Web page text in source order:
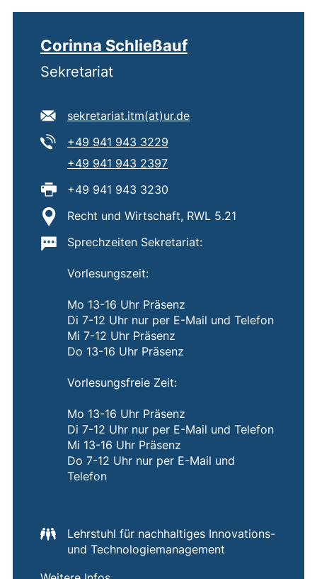
Corinna Schließauf
Sekretariat
E-Mail Adresse:
sekretariat.itm​(at)​ur.de(öffnet Ihr E-Mail-
Tel:
+49 941 943 3229
Tel:
+49 941 943 2397(startet einen
Fax:
+49 941 943 3230
Standort:
Recht und Wirtschaft, RWL 5.21
Wichtige Informationen:
Sprechzeiten Sekretariat:
Vorlesungszeit:
Mo 13-16 Uhr Präsenz
Di 7-12 Uhr nur per E-Mail und Telefon
Mi 7-12 Uhr Präsenz
Do 13-16 Uhr Präsenz
Vorlesungsfreie Zeit:
Mo 13-16 Uhr Präsenz
Di 7-12 Uhr nur per E-Mail und Telefon
Mi 13-16 Uhr Präsenz
Do 7-12 Uhr nur per E-Mail und
Telefon
Lehrstuhl für nachhaltiges Innovations-
und Technologiemanagement